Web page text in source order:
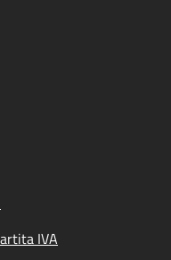
IVA